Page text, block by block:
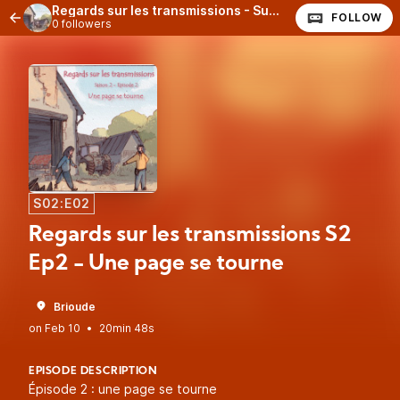
Regards sur les transmissions - Super Larsen
0 followers FOLLOW
S02:E02
Regards sur les transmissions S2
Ep2 - Une page se tourne
Brioude
•
20min 48s
EPISODE DESCRIPTION
Épisode 2 : une page se tourne